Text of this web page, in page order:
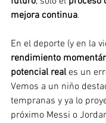
mejora continua.
En el deporte (y en la
rendimiento
potencial real es un
Vemos a un niño
tempranas y ya lo
próximo Messi o